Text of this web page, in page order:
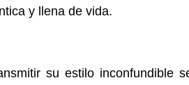
y llena de vida.
su estilo inconfundible